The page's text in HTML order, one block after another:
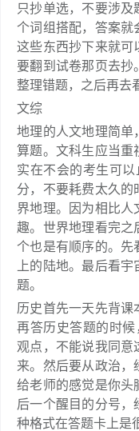
只抄单选，不要涉
个词组搭配，答案就
这些东西抄下来就可
要翻到试卷那页去抄
整理错题，之后再去
文综
地理的人文地理简单
算题。文科生应当重
实在不会的考生可
分，不要耗费太久的
界地理。因为相比人
趣。世界地理看完之
个也是有顺序的。先
上的陆地。最后看
题。
历史首先一天先背课
再答历史答题的时
观点，不能说我同意
来。然后要从政治，
给老师的感觉是你头
后一个醒目的分号，
种格式在答题卡上是